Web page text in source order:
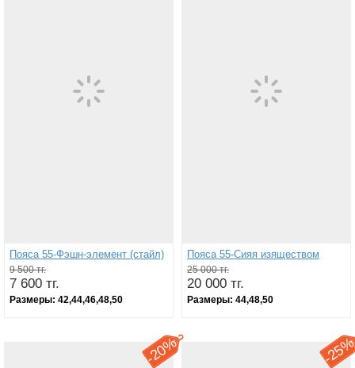
Пояса 55-Фэшн-элемент (стайл)
9 500 тг.
7 600 тг.
Размеры: 42,44,46,48,50
Пояса 55-Сияя изяществом
25 000 тг.
20 000 тг.
Размеры: 44,48,50
-
20% -